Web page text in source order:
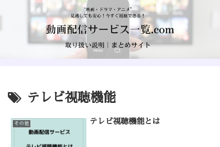
テレビ視聴機能
その他 テレビ視聴機能とは